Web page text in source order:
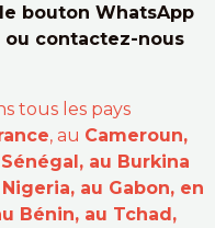
bouton WhatsApp
contactez-nous
tous les pays
, au Cameroun,
au Burkina
au Gabon, en
Bénin, au Tchad,